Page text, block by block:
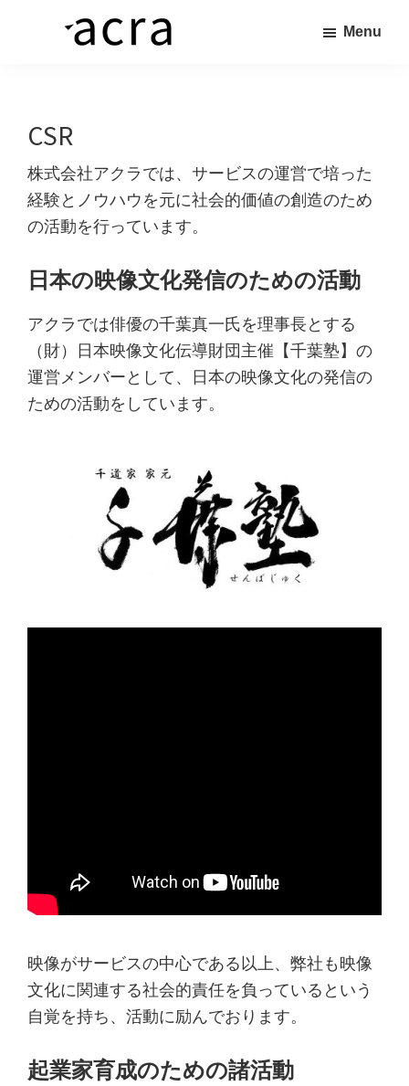
ア
ク
ラ
る
商
品
を、
め
人
へ
繋
ぐ“橋”を
Menu
CSR
株式会社アクラでは、サービスの運営で培った
経験とノウハウを元に社会的価値の創造のため
の活動を行っています。
日本の映像文化発信のための活動
アクラでは俳優の千葉真一氏を理事長とする
（財）日本映像文化伝導財団主催【千葉塾】の
運営メンバーとして、日本の映像文化の発信の
ための活動をしています。
映像がサービスの中心である以上、弊社も映像
文化に関連する社会的責任を負っているという
自覚を持ち、活動に励んでおります。
起業家育成のための諸活動